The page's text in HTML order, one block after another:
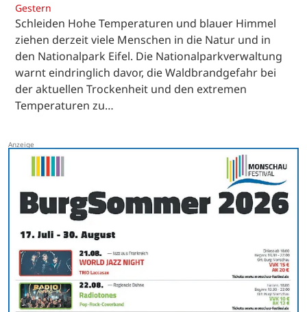
Gestern
Schleiden Hohe Temperaturen und blauer Himmel
ziehen derzeit viele Menschen in die Natur und in
den Nationalpark Eifel. Die Nationalparkverwaltung
warnt eindringlich davor, die Waldbrandgefahr bei
der aktuellen Trockenheit und den extremen
Temperaturen zu…